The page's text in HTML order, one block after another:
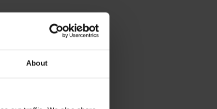
About